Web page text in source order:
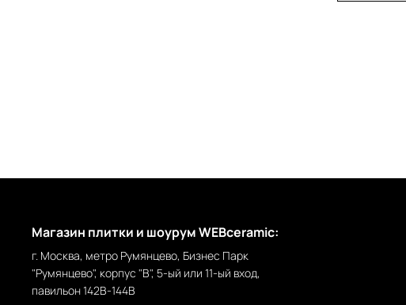
Магазин плитки и шоурум WEBceramic:
г. Москва, метро Румянцево, Бизнес Парк
"Румянцево", корпус "В", 5-ый или 11-ый вход,
павильон 142В-144В